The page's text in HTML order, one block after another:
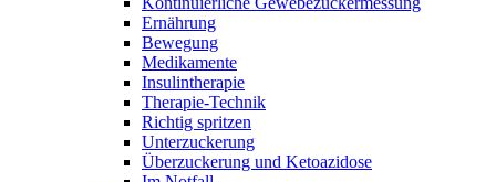
Ernährung
Bewegung
Medikamente
Insulintherapie
Therapie-Technik
Richtig spritzen
Unterzuckerung
Überzuckerung und Ketoazidose